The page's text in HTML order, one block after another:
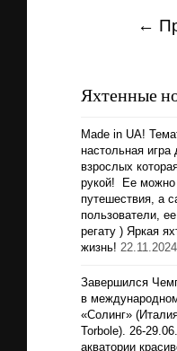
←
Яхтенные
Made in UA!
настольная игра
взрослых
рукой! Ее
путешествия, а
пользователи,
регату ) Яркая
жизнь! 22.11.2024
Завершился
в
«Солинг»
Torbole). 26-
акватории